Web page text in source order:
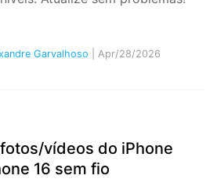
Garvalhoso | Apr/28/2026
vídeos do iPhone
16 sem fio